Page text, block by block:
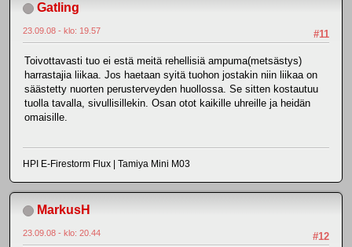
Gatling
#11
23.09.08 - klo: 19.57
Toivottavasti tuo ei estä meitä rehellisiä ampuma(metsästys)
harrastajia liikaa. Jos haetaan syitä tuohon jostakin niin liikaa on
säästetty nuorten perusterveyden huollossa. Se sitten kostautuu
tuolla tavalla, sivullisillekin. Osan otot kaikille uhreille ja heidän
omaisille.
HPI E-Firestorm Flux | Tamiya Mini M03
MarkusH
#12
23.09.08 - klo: 20.44